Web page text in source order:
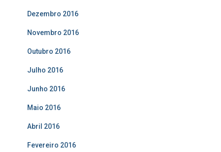
Dezembro 2016
Novembro 2016
Outubro 2016
Julho 2016
Junho 2016
Maio 2016
Abril 2016
Fevereiro 2016